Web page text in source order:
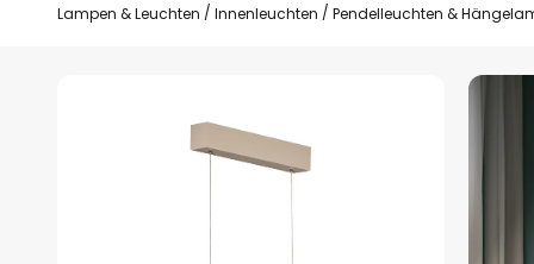
Lampen & Leuchten Innenleuchten Pendelleuchten &